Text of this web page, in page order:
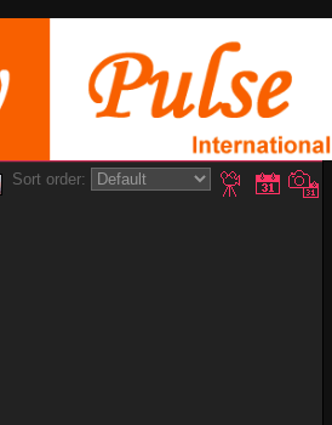
Sort order: